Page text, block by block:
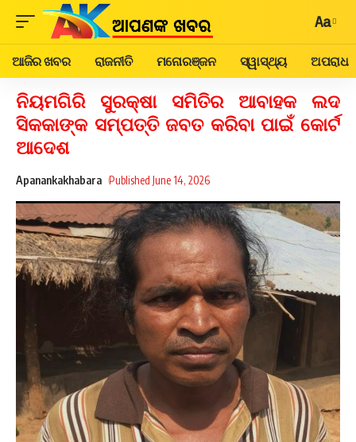
Aa
ଆଜିର ଖବର ରାଜନୀତି ମନୋରଞ୍ଜନ ସ୍ୱାସ୍ଥ୍ୟ ଅପରାଧ
ନିୟମଗିରି ସୁରକ୍ଷା ସମିତିର ଆବାହକ ଲଦ
ସିକକାଙ୍କ ସମ୍ପତ୍ତି ଜବତ କରିବା ପାଇଁ କୋର୍ଟ
ଆଦେଶ
Apanankakhabara Published June 14, 2026